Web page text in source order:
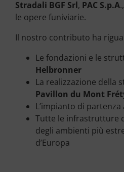
Stradali BGF Srl, PAC S.p.A
le opere funiviarie.
Il nostro contributo ha
Le fondazioni e le
Helbronner
La realizzazione della
Pavillon du Mont
L’impianto di partenza
Tutte le infrastrutture
degli ambienti più
d’Europa